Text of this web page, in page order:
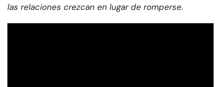
las relaciones crezcan en lugar de romperse.